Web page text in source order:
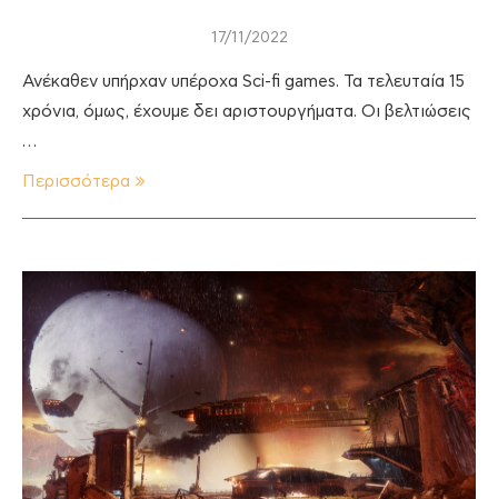
17/11/2022
Ανέκαθεν υπήρχαν υπέροχα Sci-fi games. Τα τελευταία 15
χρόνια, όμως, έχουμε δει αριστουργήματα. Οι βελτιώσεις
…
Περισσότερα